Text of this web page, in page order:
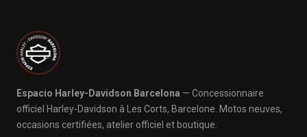
Espacio Harley-Davidson Barcelona — Concessionnaire
officiel Harley-Davidson à Les Corts, Barcelone. Motos neuves,
occasions certifiées, atelier officiel et boutique.